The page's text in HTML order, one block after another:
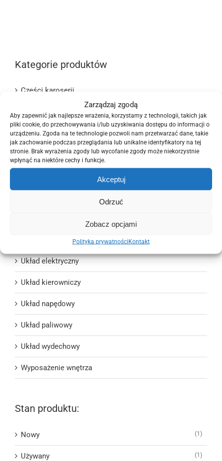
Zarządzaj zgodą
Aby zapewnić jak najlepsze wrażenia, korzystamy z technologii, takich jak
pliki cookie, do przechowywania i/lub uzyskiwania dostępu do informacji o
urządzeniu. Zgoda na te technologie pozwoli nam przetwarzać dane, takie
jak zachowanie podczas przeglądania lub unikalne identyfikatory na tej
stronie. Brak wyrażenia zgody lub wycofanie zgody może niekorzystnie
wpłynąć na niektóre cechy i funkcje.
Akceptuj
Odrzuć
Zobacz opcjami
Polityka prywatnościKontakt
Kategorie produktów
Części karoserii
Elementy zawieszenia
Opony i felgi
Oświetlenie
Układ chłodzenia i wentylacji
Układ elektryczny
Układ kierowniczy
Układ napędowy
Układ paliwowy
Układ wydechowy
Wyposażenie wnętrza
Stan produktu:
Nowy (1)
Używany (1)